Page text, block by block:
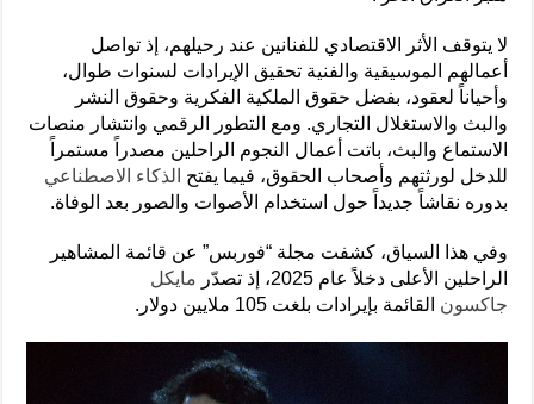
لا يتوقف الأثر الاقتصادي للفنانين عند رحيلهم، إذ تواصل
أعمالهم الموسيقية والفنية تحقيق الإيرادات لسنوات طوال،
وأحياناً لعقود، بفضل حقوق الملكية الفكرية وحقوق النشر
والبث والاستغلال التجاري. ومع التطور الرقمي وانتشار منصات
الاستماع والبث، باتت أعمال النجوم الراحلين مصدراً مستمراً
للدخل لورثتهم وأصحاب الحقوق، فيما يفتح الذكاء الاصطناعي
بدوره نقاشاً جديداً حول استخدام الأصوات والصور بعد الوفاة.
وفي هذا السياق، كشفت مجلة “فوربس” عن قائمة المشاهير
الراحلين الأعلى دخلاً عام 2025، إذ تصدّر
مايكل
جاكسون القائمة بإيرادات بلغت 105 ملايين دولار.